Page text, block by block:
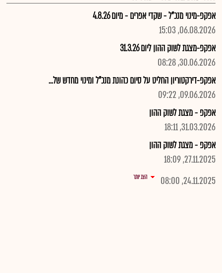
אפקפ-מינוי מנכ"ל - שקדי אפרים - מיום 4.8.26
06.08.2026, 15:03
אפקפ-מצגת לשוק ההון ליום 31.3.26
30.06.2026, 08:28
אפקפ-דירקטוריון החליט על סיום כהונת מנכ"ל ומינוי מחדש של...
09.06.2026, 09:22
אפקפ - מצגת לשוק ההון
31.03.2026, 18:11
אפקפ - מצגת לשוק ההון
27.11.2025, 18:09
24.11.2025, 08:00
הצג יותר